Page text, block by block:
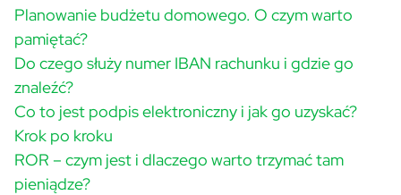
Planowanie budżetu domowego. O czym warto
pamiętać?
Do czego służy numer IBAN rachunku i gdzie go
znaleźć?
Co to jest podpis elektroniczny i jak go uzyskać?
Krok po kroku
ROR – czym jest i dlaczego warto trzymać tam
pieniądze?